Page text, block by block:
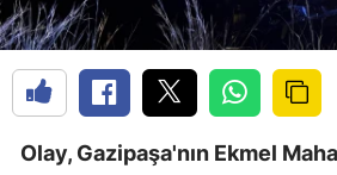
Olay, Gazipaşa'nın Ekmel